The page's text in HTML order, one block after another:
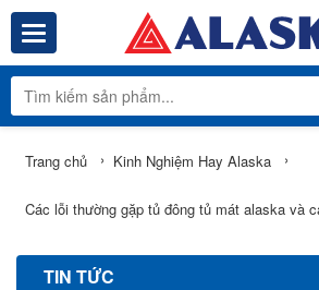
Toggle navigation
Trang chủ › Kinh Nghiệm Hay Alaska ›
Các lỗi thường gặp tủ đông tủ mát alaska và
TIN TỨC